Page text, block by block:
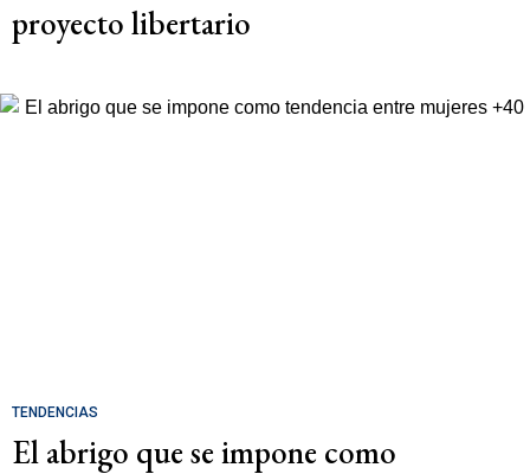
proyecto libertario
TENDENCIAS
El abrigo que se impone como